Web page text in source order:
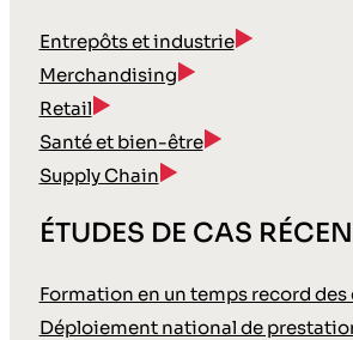
Entrepôts et industrie
Merchandising
Retail
Santé et bien-être
Supply Chain
ÉTUDES DE CAS
Formation en un temps record
Déploiement national de